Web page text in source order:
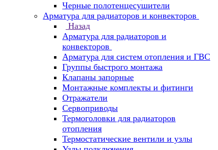
Черные полотенцесушители
Арматура для радиаторов и конвекторов
Назад
Арматура для радиаторов и
конвекторов
Арматура для систем отопления и ГВС
Группы быстрого монтажа
Клапаны запорные
Монтажные комплекты и фитинги
Отражатели
Сервоприводы
Термоголовки для радиаторов
отопления
Термостатические вентили и узлы